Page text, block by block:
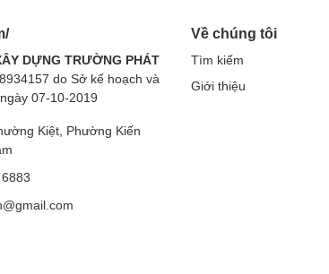
DỰNG TRƯỜNG PHÁT
do Sở kế hoạch và
07-10-2019
Kiệt, Phường Kiến
Về chúng tôi
Tìm kiếm
Giới thiệu